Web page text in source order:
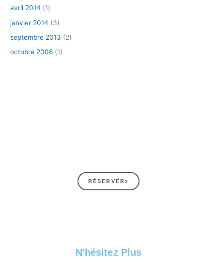
avril 2014 (1)
janvier 2014 (3)
septembre 2013 (2)
octobre 2008 (1)
RÉSERVER
N'hésitez Plus